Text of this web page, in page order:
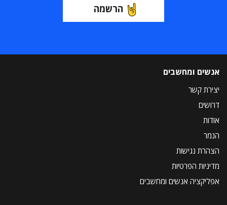
הרשמה
אנשים ומחשבים
יצירת קשר
דרושים
אודות
הנמר
הצהרת נגישות
מדיניות הפרטיות
אפליקציה אנשים ומחשבים